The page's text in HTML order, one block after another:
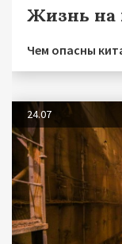
Жизнь на
Чем опасны
24.07